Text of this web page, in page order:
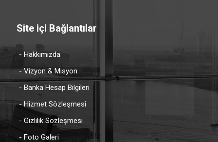
Site içi Bağlantılar
- Hakkımızda
- Vizyon & Misyon
- Banka Hesap Bilgileri
- Hizmet Sözleşmesi
- Gizlilik Sözleşmesi
- Foto Galeri